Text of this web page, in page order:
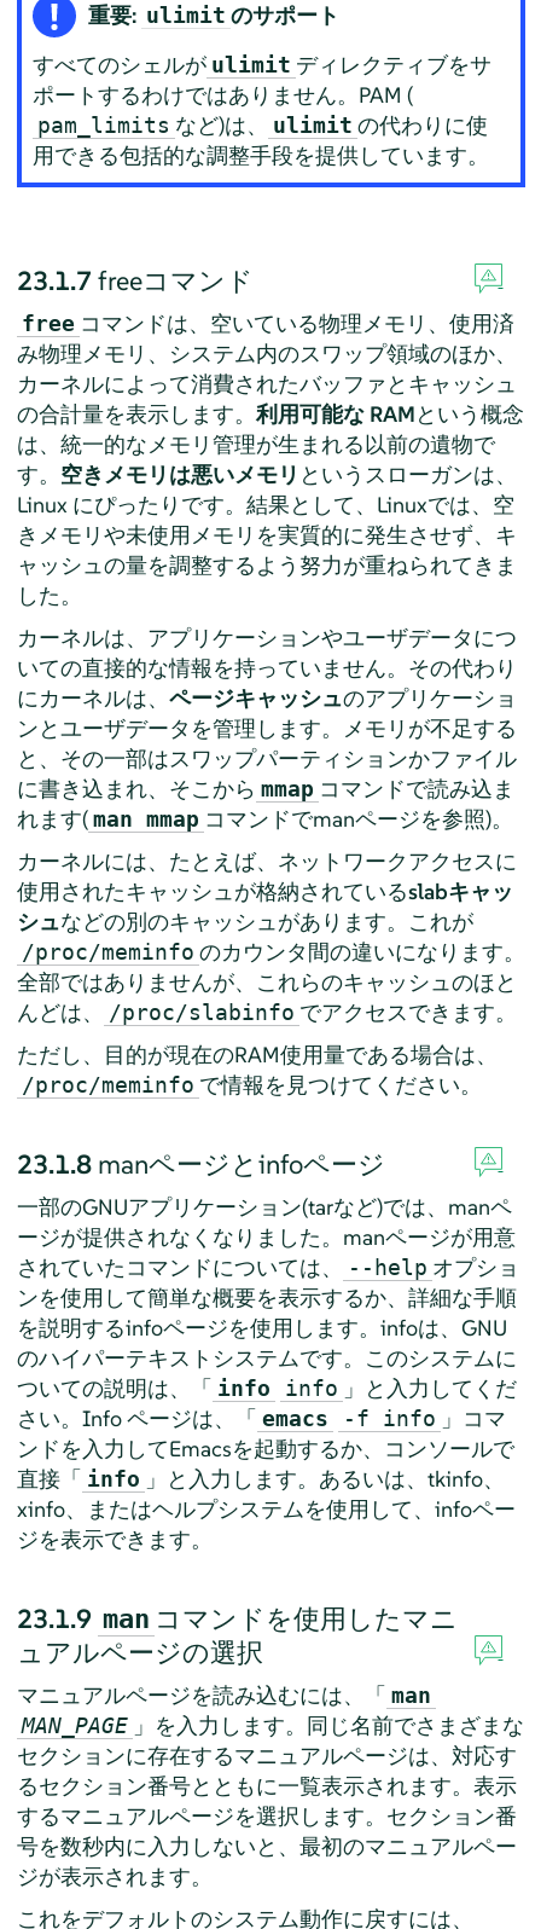
重要: ulimit のサポート
すべてのシェルが ulimit ディレクティブをサ
ポートするわけではありません。PAM (
pam_limits など)は、 ulimit の代わりに使
用できる包括的な調整手段を提供しています。
23.1.7 freeコマンド
free コマンドは、空いている物理メモリ、使用済
み物理メモリ、システム内のスワップ領域のほか、
カーネルによって消費されたバッファとキャッシュ
の合計量を表示します。利用可能な RAMという概念
は、統一的なメモリ管理が生まれる以前の遺物で
す。 空きメモリは悪いメモリ というスローガンは、
Linux にぴったりです。結果として、Linuxでは、空
きメモリや未使用メモリを実質的に発生させず、キ
ャッシュの量を調整するよう努力が重ねられてきま
した。
カーネルは、アプリケーションやユーザデータにつ
いての直接的な情報を持っていません。その代わり
にカーネルは、 ページキャッシュのアプリケーショ
ンとユーザデータを管理します。メモリが不足する
と、その一部はスワップパーティションかファイル
に書き込まれ、そこから mmap コマンドで読み込ま
れます( man mmap コマンドでmanページを参照)。
カーネルには、たとえば、ネットワークアクセスに
使用されたキャッシュが格納されているslabキャッ
シュなどの別のキャッシュがあります。これが
/proc/meminfo のカウンタ間の違いになります。
全部ではありませんが、これらのキャッシュのほと
んどは、
/proc/slabinfo でアクセスできます。
ただし、目的が現在のRAM使用量である場合は、
/proc/meminfo で情報を見つけてください。
23.1.8 manページとinfoページ
一部のGNUアプリケーション(tarなど)では、manペ
ージが提供されなくなりました。manページが用意
されていたコマンドについては、
--help オプショ
ンを使用して簡単な概要を表示するか、詳細な手順
を説明するinfoページを使用します。infoは、GNU
のハイパーテキストシステムです。このシステムに
ついての説明は、「 info info 」と入力してくだ
さい。Info ページは、「 emacs -f info 」コマ
ンドを入力してEmacsを起動するか、コンソールで
直接「 info 」と入力します。あるいは、tkinfo、
xinfo、またはヘルプシステムを使用して、infoペー
ジを表示できます。
23.1.9 man コマンドを使用したマニ
ュアルページの選択
マニュアルページを読み込むには、「 man
MAN_PAGE 」を入力します。同じ名前でさまざまな
セクションに存在するマニュアルページは、対応す
るセクション番号とともに一覧表示されます。表示
するマニュアルページを選択します。セクション番
号を数秒内に入力しないと、最初のマニュアルペー
ジが表示されます。
これをデフォルトのシステム動作に戻すには、